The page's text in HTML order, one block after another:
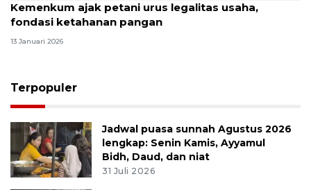
Kemenkum ajak petani urus legalitas usaha,
fondasi ketahanan pangan
13 Januari 2026
Terpopuler
Jadwal puasa sunnah Agustus 2026
lengkap: Senin Kamis, Ayyamul
Bidh, Daud, dan niat
31 Juli 2026